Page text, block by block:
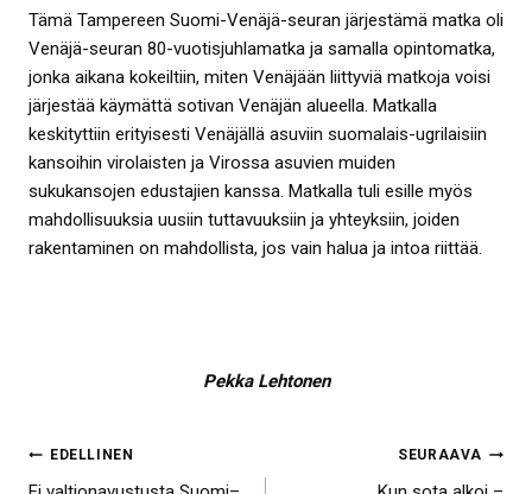
Tämä Tampereen Suomi-Venäjä-seuran järjestämä matka oli
Venäjä-seuran 80-vuotisjuhlamatka ja samalla opintomatka,
jonka aikana kokeiltiin, miten Venäjään liittyviä matkoja voisi
järjestää käymättä sotivan Venäjän alueella. Matkalla
keskityttiin erityisesti Venäjällä asuviin suomalais-ugrilaisiin
kansoihin virolaisten ja Virossa asuvien muiden
sukukansojen edustajien kanssa. Matkalla tuli esille myös
mahdollisuuksia uusiin tuttavuuksiin ja yhteyksiin, joiden
rakentaminen on mahdollista, jos vain halua ja intoa riittää.
Pekka Lehtonen
Artikkelien
EDELLINEN SEURAAVA